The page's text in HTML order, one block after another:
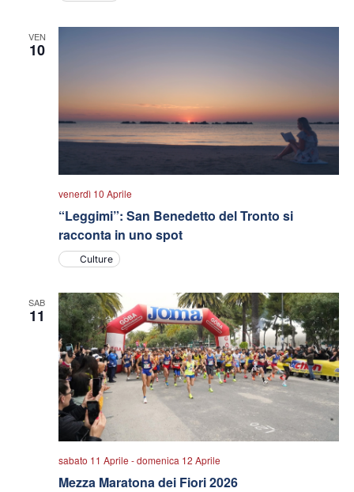
VEN
10
venerdì 10 Aprile
“Leggimi”: San Benedetto del Tronto si
racconta in uno spot
Culture
SAB
11
sabato 11 Aprile -domenica 12 Aprile
Mezza Maratona dei Fiori 2026